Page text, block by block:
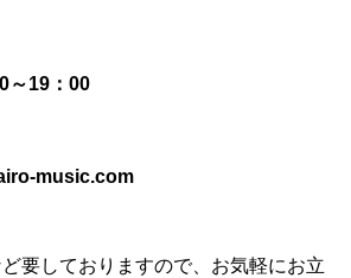
～19：00
music.com
要しておりますので、お気軽にお立